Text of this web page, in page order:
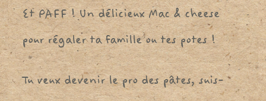
Et PAFF ! Un délicieux Mac & cheese
pour régaler ta famille ou tes potes !
Tu veux devenir le pro des pâtes, suis-